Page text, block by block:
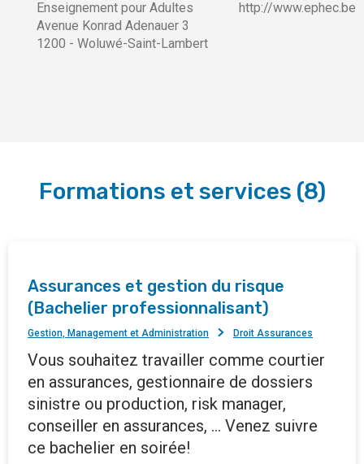
Enseignement pour Adultes
Avenue Konrad Adenauer 3
1200 - Woluwé-Saint-Lambert
http://www.ephec.be
Formations et services (8)
Assurances et gestion du risque
(Bachelier professionnalisant)
Gestion, Management et Administration Droit Assurances
Vous souhaitez travailler comme courtier
en assurances, gestionnaire de dossiers
sinistre ou production, risk manager,
conseiller en assurances, ... Venez suivre
ce bachelier en soirée!